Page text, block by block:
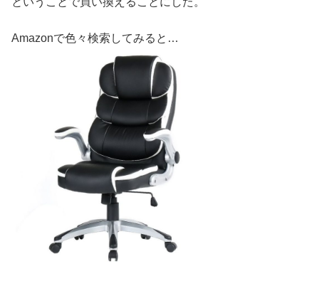
Amazonで色々検索してみると…